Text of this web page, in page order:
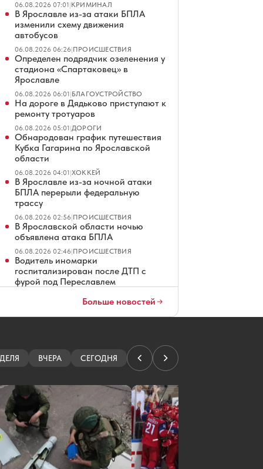
06.08.2026 07:01|КРИМИНАЛ
В Ярославле из-за атаки БПЛА
изменили схему движения
автобусов
06.08.2026 06:26|ПРОИСШЕСТВИЯ
Определен подрядчик озеленения у
стадиона «Спартаковец» в
Ярославле
06.08.2026 06:01|БЛАГОУСТРОЙСТВО
На дороге в Дядьково приступают к
ремонту тротуаров
06.08.2026 05:01|ДОРОГИ
Обнародован график путешествия
Кубка Гагарина по Ярославской
области
06.08.2026 04:01|ХОККЕЙ
В Ярославле из-за ночной атаки
БПЛА перерыли федеральную
трассу
06.08.2026 02:56|ПРОИСШЕСТВИЯ
В Ярославской области ночью
объявлена атака БПЛА
06.08.2026 02:46|ПРОИСШЕСТВИЯ
Водитель иномарки
госпитализирован после ДТП с
фурой под Переславлем
Реконструкция трамвайного
путепровода в Ярославле
Открытие бассейна «Лазурный» в
Ярославле состоится в 2027 году
Благоустройство площади Юности
в Ярославле завершат в сентябре
05.08.2026 19:01 БЛАГОУСТРОЙСТВО
В Ярославской области начнут
работать пять новых пожарных
автоцистерн
05.08.2026 19:00 |ОБЩЕСТВО
Рыбинские ветеринары помогли
Больше новостей
ВЧЕРА СЕГОДНЯ